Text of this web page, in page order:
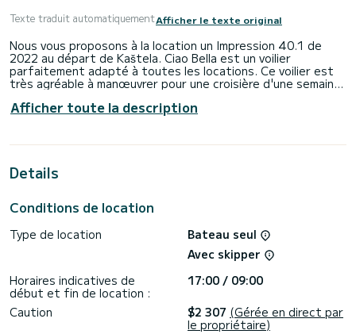
Texte traduit automatiquementAfficher le texte original
Nous vous proposons à la location un Impression 40.1 de
2022 au départ de Kaštela. Ciao Bella est un voilier
parfaitement adapté à toutes les locations. Ce voilier est
très agréable à manœuvrer pour une croisière d'une semaine
Le bateau dispose de 3 cabines au confort total et d'une
mètres et d'une puissance de 29 chevaux, il sera votre
eaux de Kaštela
douche.
Ce bateau est équipé d'une grand-voile lattée et d'un
génois sur enrouleur. Il dispose des équipements suivants :
Propulseur d'étrave, Haut-parleurs, Prise USB, Plateforme de
bain, Réfrigérateur extérieur.
Si vous avez des questions sur le bateau ou les conditions
de location, vous pouvez envoyer un message via la
plateforme Samboat. Un conseiller SamBoat répondra à vos
Afficher toute la description
Details
Conditions de location
Type de location
Bateau seul
Avec skipper
Horaires indicatives de
début et fin de location :
17:00 / 09:00
Caution
$2 307 (Gérée en direct par
le propriétaire)